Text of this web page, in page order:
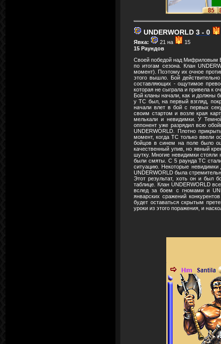
UNDERWORLD 3 - 0
Явка: 21 на
15
15 Раундов
Своей победой над Мифриловым
по итогам сезона. Клан
момент). Поэтому их очное
этого вышло. Бой
составляющих - ощутимое
которая не сыграла и привела к
Бой кланы начали, как и должны
у ТС был, на первый взгляд,
начали влет в бой с первых
своим стартом и возле края
мелькали и невидимки. У
оппонент уже разрядил всю
UNDERWORLD. Плотно
момент, когда ТС только ввели
бойцов в синем на поле было
качественный упив, но явный
шутку. Многие невидимки стояли
были смяты. С 5 раунда ТС стали
ситуацию. Некоторые
UNDERWORLD была
Этот результат, хоть он и был
таблице. Клан UNDERWORLD
вслед за боем с гномами и
январских сражений
будет оставаться скрытым
уроки из этого поражения, и